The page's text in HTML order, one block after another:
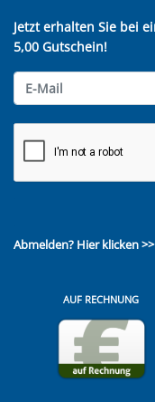
Jetzt erhalten Sie bei
5,00 Gutschein!
Abmelden? Hier klicken >>
AUF RECHNUNG